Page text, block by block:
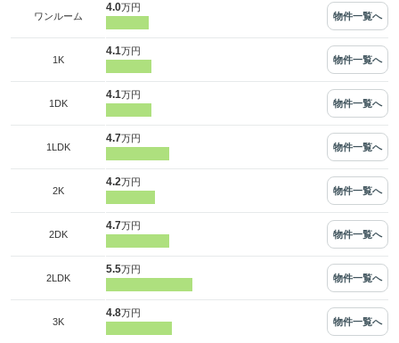
ワンルーム
4.0万円
物件一覧へ
1K
4.1万円
物件一覧へ
1DK
4.1万円
物件一覧へ
1LDK
4.7万円
物件一覧へ
2K
4.2万円
物件一覧へ
2DK
4.7万円
物件一覧へ
2LDK
5.5万円
物件一覧へ
3K
4.8万円
物件一覧へ